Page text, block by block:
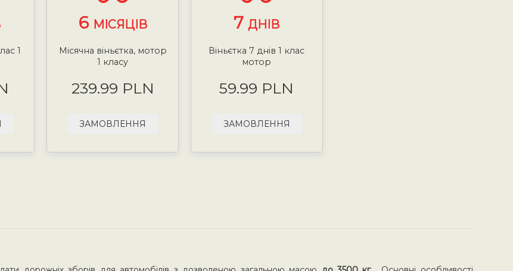
1
6 МІСЯЦІВ
Місячна віньєтка, мотор
1 класу
239.99 PLN
ЗАМОВЛЕННЯ
7ДНІВ
Віньєтка 7 днів 1 клас
мотор
59.99 PLN
ЗАМОВЛЕННЯ